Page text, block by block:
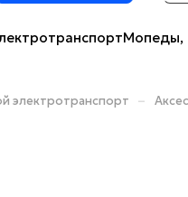
Мопеды,
электротранспорт –